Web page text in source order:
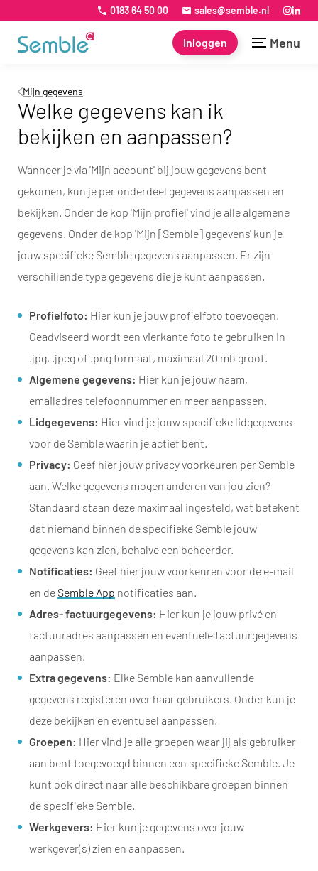
0183 64 50 00 sales@semble.nl
Inloggen Menu
Mijn gegevens
Welke gegevens kan ik
bekijken en aanpassen?
Wanneer je via 'Mijn account' bij jouw gegevens bent
gekomen, kun je per onderdeel gegevens aanpassen en
bekijken. Onder de kop 'Mijn profiel' vind je alle algemene
gegevens. Onder de kop 'Mijn [Semble] gegevens' kun je
jouw specifieke Semble gegevens aanpassen. Er zijn
verschillende type gegevens die je kunt aanpassen.
Profielfoto: Hier kun je jouw profielfoto toevoegen.
Geadviseerd wordt een vierkante foto te gebruiken in
.jpg, .jpeg of .png formaat, maximaal 20 mb groot.
Algemene gegevens: Hier kun je jouw naam,
emailadres telefoonnummer en meer aanpassen.
Lidgegevens: Hier vind je jouw specifieke lidgegevens
voor de Semble waarin je actief bent.
Privacy: Geef hier jouw privacy voorkeuren per Semble
aan. Welke gegevens mogen anderen van jou zien?
Standaard staan deze maximaal ingesteld, wat betekent
dat niemand binnen de specifieke Semble jouw
gegevens kan zien, behalve een beheerder.
Notificaties: Geef hier jouw voorkeuren voor de e-mail
en de Semble App notificaties aan.
Adres- factuurgegevens: Hier kun je jouw privé en
factuuradres aanpassen en eventuele factuurgegevens
aanpassen.
Extra gegevens: Elke Semble kan aanvullende
gegevens registeren over haar gebruikers. Onder kun je
deze bekijken en eventueel aanpassen.
Groepen: Hier vind je alle groepen waar jij als gebruiker
aan bent toegevoegd binnen een specifieke Semble. Je
kunt ook direct naar alle beschikbare groepen binnen
de specifieke Semble.
Werkgevers: Hier kun je gegevens over jouw
werkgever(s) zien en aanpassen.